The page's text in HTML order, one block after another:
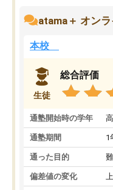
atama＋ オン
本校
生徒
総合評価
通塾開始時の学年
通塾期間 1
通った目的
偏差値の変化